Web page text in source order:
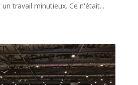
travail minutieux. Ce n'était...